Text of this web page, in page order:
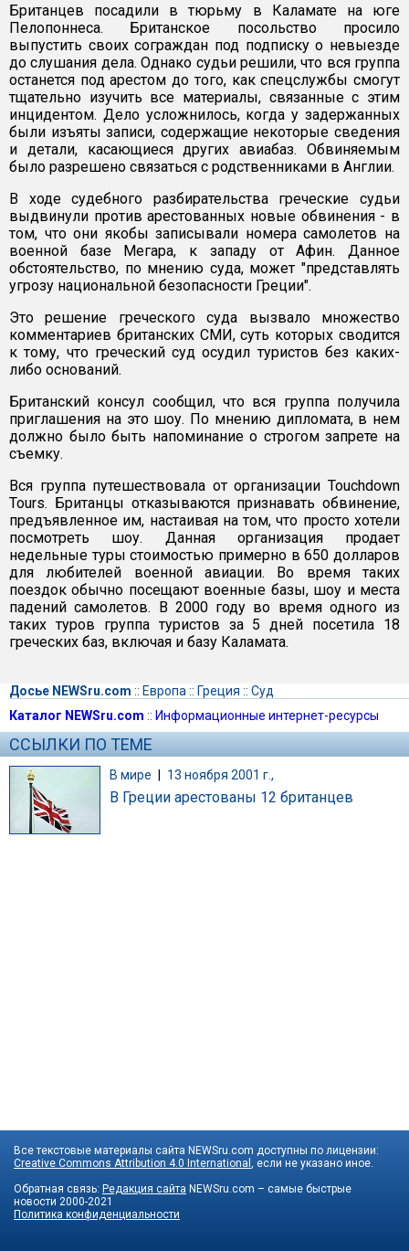
Британцев посадили в тюрьму в Каламате на юге
Пелопоннеса. Британское посольство просило
выпустить своих сограждан под подписку о невыезде
до слушания дела. Однако судьи решили, что вся группа
останется под арестом до того, как спецслужбы смогут
тщательно изучить все материалы, связанные с этим
инцидентом. Дело усложнилось, когда у задержанных
были изъяты записи, содержащие некоторые сведения
и детали, касающиеся других авиабаз. Обвиняемым
было разрешено связаться с родственниками в Англии.
В ходе судебного разбирательства греческие судьи
выдвинули против арестованных новые обвинения - в
том, что они якобы записывали номера самолетов на
военной базе Мегара, к западу от Афин. Данное
обстоятельство, по мнению суда, может "представлять
угрозу национальной безопасности Греции".
Это решение греческого суда вызвало множество
комментариев британских СМИ, суть которых сводится
к тому, что греческий суд осудил туристов без каких-
либо оснований.
Британский консул сообщил, что вся группа получила
приглашения на это шоу. По мнению дипломата, в нем
должно было быть напоминание о строгом запрете на
съемку.
Вся группа путешествовала от организации Touchdown
Tours. Британцы отказываются признавать обвинение,
предъявленное им, настаивая на том, что просто хотели
посмотреть шоу. Данная организация продает
недельные туры стоимостью примерно в 650 долларов
для любителей военной авиации. Во время таких
поездок обычно посещают военные базы, шоу и места
падений самолетов. В 2000 году во время одного из
таких туров группа туристов за 5 дней посетила 18
греческих баз, включая и базу Каламата.
Досье NEWSru.com :: Европа :: Греция :: Суд
Каталог NEWSru.com :: Информационные интернет-ресурсы
ССЫЛКИ ПО ТЕМЕ
В мире | 13 ноября 2001 г.,
В Греции арестованы 12 британцев
Все текстовые материалы сайта NEWSru.com доступны по лицензии:
Creative Commons Attribution 4.0 International
, если не указано иное.
Обратная связь: Редакция сайта NEWSru.com – самые быстрые
новости 2000-2021
Политика конфиденциальности